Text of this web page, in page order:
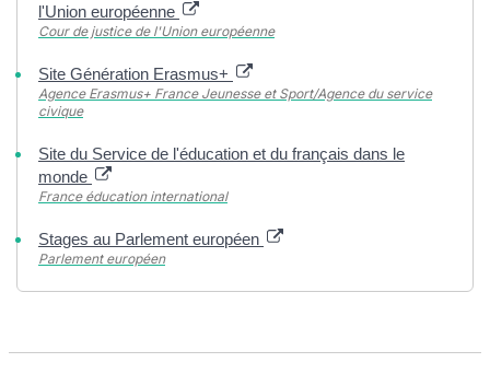
l'Union européenne
Cour de justice de l'Union européenne
Site Génération Erasmus+
Agence Erasmus+ France Jeunesse et Sport/Agence du service
civique
Site du Service de l'éducation et du français dans le
monde
France éducation international
Stages au Parlement européen
Parlement européen